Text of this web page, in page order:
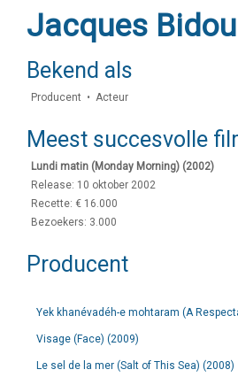
Jacques Bidou
Bekend als
Producent • Acteur
Meest succesvolle
Lundi matin (Monday Morning) (2002)
Release: 10 oktober 2002
Recette: € 16.000
Bezoekers: 3.000
Producent
Yek khanévadéh-e mohtaram (A
Visage (Face) (2009)
Le sel de la mer (Salt of This Sea) (2008)